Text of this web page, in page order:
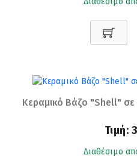
Κεραμικό Βάζο "Shell" σε
Τιμή:
Διαθέσιμο